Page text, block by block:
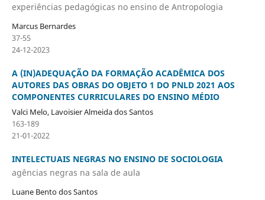
experiências pedagógicas no ensino de Antropologia
Marcus Bernardes
37-55
24-12-2023
A (IN)ADEQUAÇÃO DA FORMAÇÃO ACADÊMICA DOS
AUTORES DAS OBRAS DO OBJETO 1 DO PNLD 2021 AOS
COMPONENTES CURRICULARES DO ENSINO MÉDIO
Valci Melo, Lavoisier Almeida dos Santos
163-189
21-01-2022
INTELECTUAIS NEGRAS NO ENSINO DE SOCIOLOGIA
agências negras na sala de aula
Luane Bento dos Santos